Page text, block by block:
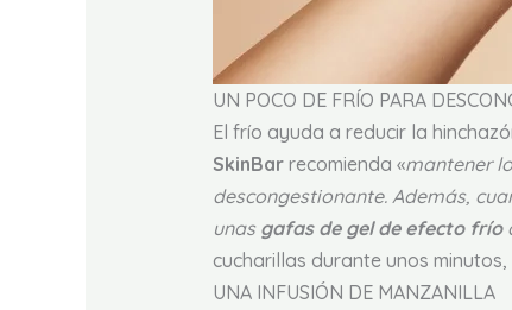
UN POCO DE FRÍO PARA
El frío ayuda a reducir la
SkinBarrecomienda «mantener
descongestionante. Además,
unas gafas de gel de efecto frío
cucharillas durante unos
UNA INFUSIÓN DE MANZANILLA